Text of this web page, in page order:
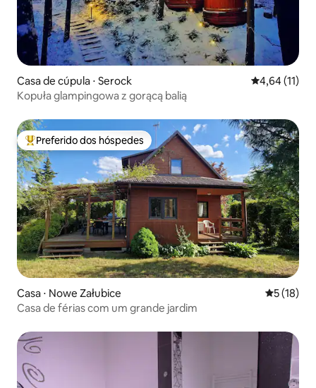
Casa de cúpula ⋅ Serock 4,64 de uma
4,64 (11)
Kopuła glampingowa z gorącą balią
Entre os melhores preferidos dos hóspedes
Preferido dos hóspedes
Casa ⋅ Nowe Załubice 5 de uma
5 (18)
Casa de férias com um grande jardim